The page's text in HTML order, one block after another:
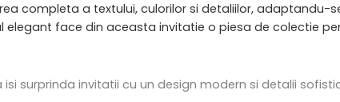
completa a textului, culorilor si detaliilor,
face din aceasta invitatie o piesa de colectie
surprinda invitatii cu un design modern si detalii